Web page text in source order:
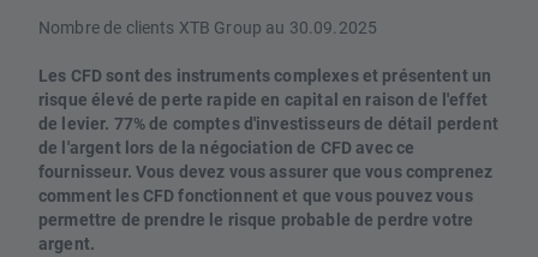
Nombre de clients XTB Group au 30.09.2025
Les CFD sont des instruments complexes et présentent un
risque élevé de perte rapide en capital en raison de l'effet
de levier. 77% de comptes d'investisseurs de détail perdent
de l'argent lors de la négociation de CFD avec ce
fournisseur. Vous devez vous assurer que vous comprenez
comment les CFD fonctionnent et que vous pouvez vous
permettre de prendre le risque probable de perdre votre
argent.